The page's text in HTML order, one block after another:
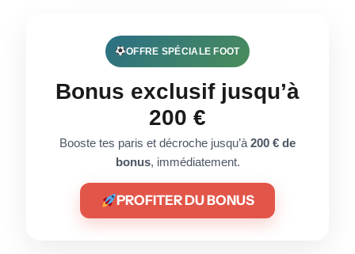
OFFRE SPÉCIALE FOOT
Bonus exclusif jusqu’à
200 €
Booste tes paris et décroche jusqu’à 200 € de
bonus, immédiatement.
PROFITER DU BONUS